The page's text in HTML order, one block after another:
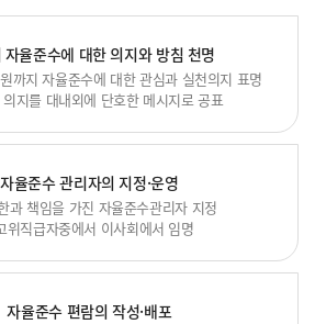
자율준수에 대한 의지와 방침 천명
까지 자율준수에 대한 관심과 실천의지 표명
의지를 대내외에 단호한 메시지로 공표
자율준수 관리자의 지정·운영
과 책임을 가진 자율준수관리자 지정
위직급자중에서 이사회에서 임명
자율준수 편람의 작성·배포